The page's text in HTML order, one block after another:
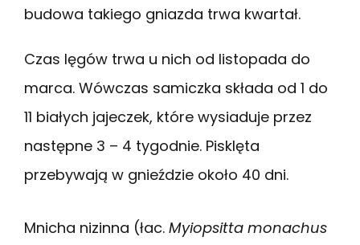
budowa takiego gniazda trwa kwartał.
Czas lęgów trwa u nich od listopada do
marca. Wówczas samiczka składa od 1 do
11 białych jajeczek, które wysiaduje przez
następne 3 – 4 tygodnie. Pisklęta
przebywają w gnieździe około 40 dni.
Mnicha nizinna (łac. Myiopsitta monachus